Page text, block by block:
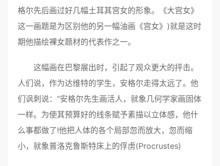
格尔先后画过好几幅土耳其宫女的形象。《大宫女》
这一画题是为区别他的另一幅油画《宫女》)就是这时
期他描绘裸女题材的代表作之一。
这幅画在巴黎展出时，引起了观众更大的抨击。
人们说，作为达维特的学生，安格尔走得太远了。他
们讽刺说：“安格尔先生画活人，就象几何学家画固体
一样。为使其预算好的线条赋予素描以立体感，他什
么事都做了!他把人体的各个局部忽而放大，忽而缩
小，就象普洛克鲁斯特床上的俘虏(Procrustes)